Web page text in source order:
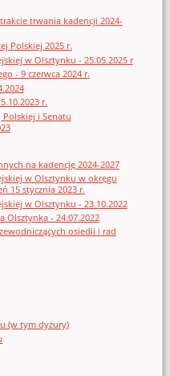
trwania kadencji 2024-
Polskiej 2025 r.
w Olsztynku - 25.05.2025 r
- 9 czerwca 2024 r.
r.
i Senatu
na kadencję 2024-2027
w Olsztynku w okręgu
15 stycznia 2023 r.
w Olsztynku - 23.10.2022
Olsztynka - 24.07.2022
osiedli i rad
(w tym dyżury)